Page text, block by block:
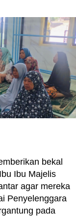
bekal
Ibu Majelis
agar mereka
Penyelenggara
pada